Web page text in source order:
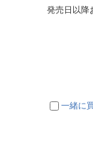
発売日以降
一緒に